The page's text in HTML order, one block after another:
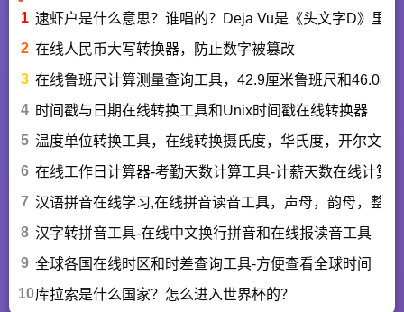
1 逮虾户是什么意思？谁唱的？Deja Vu是《头文字D》里
2 在线人民币大写转换器，防止数字被篡改
3 在线鲁班尺计算测量查询工具，42.9厘米鲁班尺和46.08
4 时间戳与日期在线转换工具和Unix时间戳在线转换器
5 温度单位转换工具，在线转换摄氏度，华氏度，开尔文，
6 在线工作日计算器-考勤天数计算工具-计薪天数在线计算
7 汉语拼音在线学习,在线拼音读音工具，声母，韵母，整
8 汉字转拼音工具-在线中文换行拼音和在线报读音工具
9 全球各国在线时区和时差查询工具-方便查看全球时间
10库拉索是什么国家？怎么进入世界杯的？